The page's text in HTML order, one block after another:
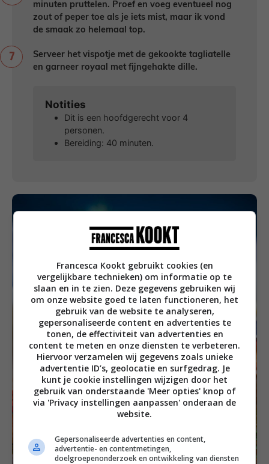
minuten pruttelen. Proef en voeg eventueel nog
zout of peper toe als je iets mist, maar ik vond
de smaak zo helemaal top.
Serveer het vispotje met de gekookte tagliatelle
en garneer royaal met fijngehakte dille.
Notities
Dit is een hoofdgerecht voor 4
personen.
Bereiding: 40 minuten.
Francesca Kookt gebruikt cookies (en
vergelijkbare technieken) om informatie op te
slaan en in te zien. Deze gegevens gebruiken wij
om onze website goed te laten functioneren, het
gebruik van de website te analyseren,
gepersonaliseerde content en advertenties te
tonen, de effectiviteit van advertenties en
content te meten en onze diensten te verbeteren.
Hiervoor verzamelen wij gegevens zoals unieke
advertentie ID’s, geolocatie en surfgedrag. Je
kunt je cookie instellingen wijzigen door het
gebruik van onderstaande 'Meer opties' knop of
via 'Privacy instellingen aanpassen' onderaan de
website.
Gepersonaliseerde advertenties en content,
advertentie- en contentmetingen,
doelgroepenonderzoek en ontwikkeling van diensten